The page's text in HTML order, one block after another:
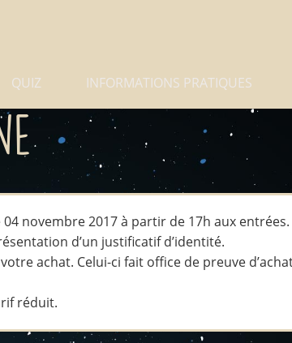
QUIZ INFORMATIONS PRATIQUES
novembre 2017 à partir de 17h aux entrées.
d’un justificatif d’identité.
achat. Celui-ci fait office de preuve
réduit.